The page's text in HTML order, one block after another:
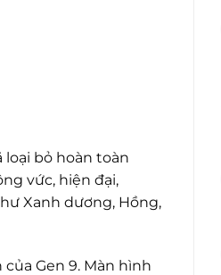
bỏ hoàn toàn
vức, hiện đại,
Xanh dương, Hồng,
Gen 9. Màn hình